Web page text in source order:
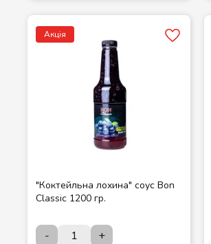
Акція
"Коктейльна лохина" соус Bon
Classic 1200 гр.
- +